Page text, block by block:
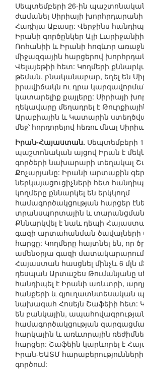
Սեպտեմբերի 26-ին
ժամանել Սիրիայի
Հադիյա Աբասը: Վերջինս
Իրանի գործընկեր Ալի
Ռոհանիի և Իրանի հոգևոր
միջազգային հարցերով
Վելայեթիի հետ: Կողմերի
թեման, բնականաբար, եղել են
իրավիճակն ու դրա
կատարելիք քայլերը: Սիրիայի
ղեկավարը մեղադրել է
Արաբիային և Կատարին
մեջ՝ հորդորելով հեռու մնալ
Իրան-Հայաստան. Սեպտեմբերի
պաշտոնական այցով Իրան է
գործերի նախարարի տեղակալ
Քոչարյանը: Իրանի արտաքին
ներկայացուցիչների հետ
կողմերը քննարկել են երկկողմ
համագործակցության հարցեր
տրանսպորտային և տարանցման
Քննարկվել է նաև դեպի
գազի արտահանման ծավալների
հարցը: Կողմերը հայտնել են, որ
ամենօրյա գազի
Հայաստան հասցնել մինչև 6 մլն
դեսպան Արտաշես Թումանյանը
հանդիպել է Իրանի առևտրի,
հանքերի և գյուղատնտեսական
նախագահ Հոսեյն Շաֆեիի հետ:
են բանկային,
համագործակցության
հարկային և առևտրային
հարցեր: Շաֆեին կարևորել է
Իրան-ԵԱՏՄ
գործում: